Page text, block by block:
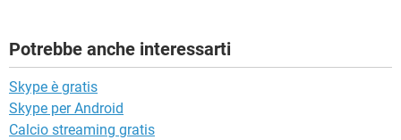
Potrebbe anche interessarti
Skype è gratis
Skype per Android
Calcio streaming gratis